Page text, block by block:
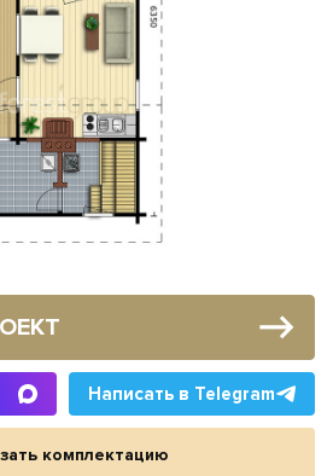
Написать в Telegram
комплектацию